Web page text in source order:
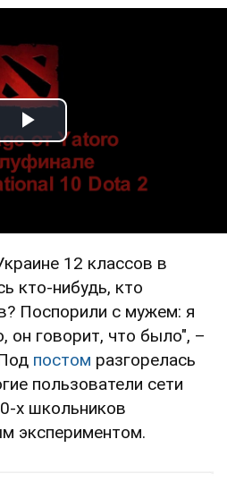
Play Video
12 классов в
кто-нибудь, кто
Поспорили с мужем: я
он говорит, что было", –
постом разгорелась
пользователи сети
х школьников
экспериментом.